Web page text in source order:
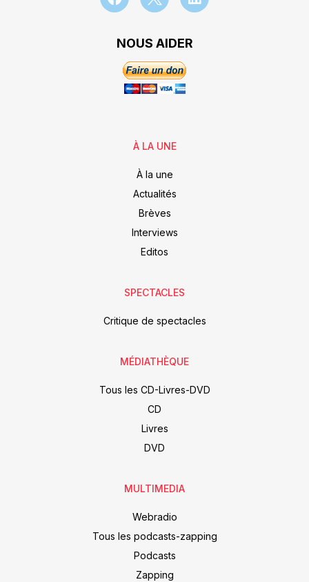
NOUS AIDER
À LA UNE
À la une
Actualités
Brèves
Interviews
Editos
SPECTACLES
Critique de spectacles
MÉDIATHÈQUE
Tous les CD-Livres-DVD
CD
Livres
DVD
MULTIMEDIA
Webradio
Tous les podcasts-zapping
Podcasts
Zapping